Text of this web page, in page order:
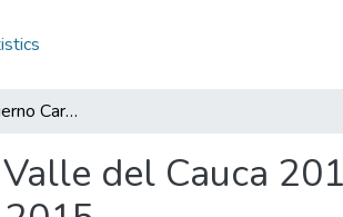
Programa de Gobierno Cartago Valle del Cauca 2012 - 2015: PG Cartago Valle del Cauca 2012 - 2015
del Cauca